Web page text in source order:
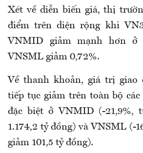
Xét về diễn biến giá, thị
điểm trên diện rộng khi
VNMID giảm mạnh hơn ở
VNSML giảm 0,72%.
Về thanh khoản, giá trị giao
tiếp tục giảm trên toàn bộ
đặc biệt ở VNMID (-21,9%,
1.174,2 tỷ đồng) và VNSML (-
giảm 101,5 tỷ đồng).